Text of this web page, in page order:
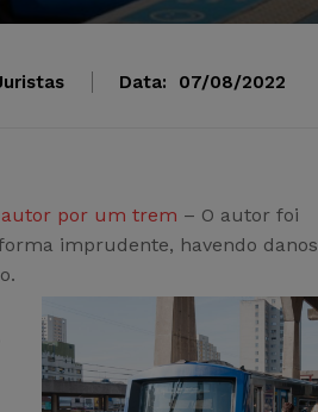
Data: 07/08/2022
autor por um trem – O autor foi
imprudente, havendo danos